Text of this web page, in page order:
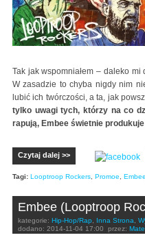
Tak jak wspomniałem – daleko
W zasadzie to chyba nigdy nim
lubić ich twórczości, a ta, jak
tylko uwagi tych, którzy na co
rapują, Embee świetnie
Czytaj dalej >>
Tagi: Looptroop Rockers Promoe Embee
Embee (Looptroop
kategorie: Hip-Hop/Rap Inna Strona
dodano: 2014-11-04 17:00 przez: